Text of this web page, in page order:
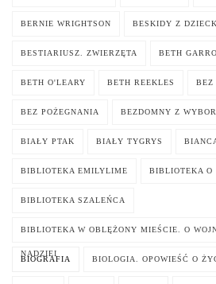
BERNIE WRIGHTSON BESKIDY Z
BESTIARIUSZ. ZWIERZĘTA BETH
BETH O'LEARY BETH REEKLES BEZ
BEZ POŻEGNANIA BEZDOMNY Z
BIAŁY PTAK BIAŁY TYGRYS
BIBLIOTEKA EMILYLIME BIBLIOTEKA O
BIBLIOTEKA SZALEŃCA
BIBLIOTEKA W OBLĘŻONY MIEŚCIE. O
NADZIEI
BIOGRAFIA BIOLOGIA. OPOWIEŚĆ O